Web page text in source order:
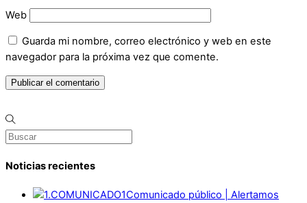
Web
Guarda mi nombre, correo electrónico y web en este
navegador para la próxima vez que comente.
Noticias recientes
Comunicado público | Alertamos